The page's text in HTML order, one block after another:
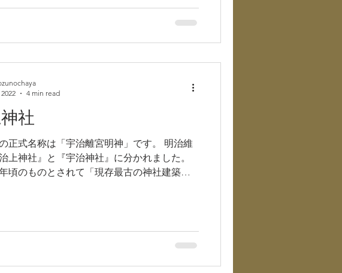
社
式名称は「宇治離宮明神」です。 明治維
上神社』と『宇治神社』に分かれました。
頃のものとされて「現存最古の神社建築」
4 min read